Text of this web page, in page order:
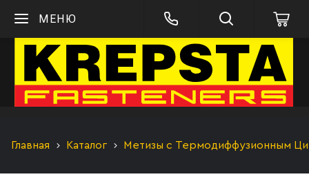
МЕНЮ
Главная Каталог Метизы с Термодиффузионным